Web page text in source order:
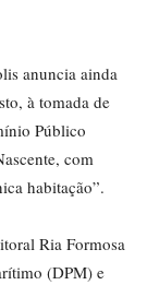
anuncia ainda
à tomada de
Público
com
habitação”.
Ria Formosa
(DPM) e